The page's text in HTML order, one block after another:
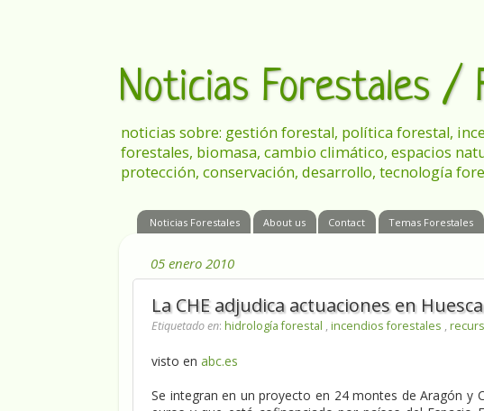
Noticias Forestales /
noticias sobre: gestión forestal, política forestal,
forestales, biomasa, cambio climático, espacios
protección, conservación, desarrollo, tecnología
Noticias Forestales About us Contact Temas Forestales
05 enero 2010
La CHE adjudica actuaciones en
Etiquetado en: hidrología forestal , incendios forestales ,
visto en abc.es
Se integran en un proyecto en 24 montes de Aragón y